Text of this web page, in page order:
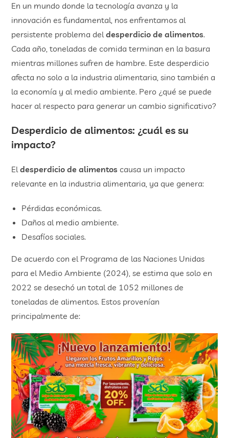
En un mundo donde la tecnología avanza y la
innovación es fundamental, nos enfrentamos al
persistente problema deldesperdicio de alimentos.
Cada año, toneladas de comida terminan en la basura
mientras millones sufren de hambre. Este desperdicio
afecta no solo a la industria alimentaria, sino también a
la economía y al medio ambiente. Pero ¿qué se puede
hacer al respecto para generar un cambio significativo?
Desperdicio de alimentos: ¿cuál es su
impacto?
Eldesperdicio de alimentos causa un impacto
relevante en la industria alimentaria, ya que genera:
Pérdidas económicas.
Daños al medio ambiente.
Desafíos sociales.
De acuerdo con el Programa de las Naciones Unidas
para el Medio Ambiente (2024), se estima que solo en
2022 se desechó un total de 1052 millones de
toneladas de alimentos. Estos provenían
principalmente de: